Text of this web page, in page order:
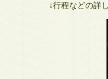
↓行程などの詳